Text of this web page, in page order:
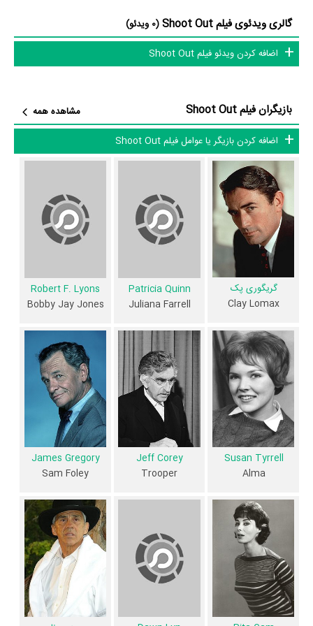
هستند.
داستان فیلم Shoot Out
توسطMarguerite Robertsو
نوشته شده است.
در خلاصه داستانی که یا از سوی تیم رسانه‌ای اثر و یا توسط دیگر رسانه‌ها درباره
داستان Shoot Out منتشر شده است، می‌خوانیم: «Clay Lomax، یک دزد
بانک، پس از 8 سال حبس، از زندان خارج می شود. او به دنبال سام فولی،
مردی است که او را خیانت می کند. دانستن این موضوع، فولی سه مرد را
استخدام می کند تا توجه مراحل Clay را جلب کند. چیزهایی که پیچیده است،
زمانی که لومکس، منتظر دریافت برخی از پول از عاشق سابق خود، می شود
دخترش.»
شباهت دارد. با توجه به شاخص‌های متعدد و گوناگونی می‌توان گفت آثار
مرتبط فیلم Shoot Out عبارت است از: .
فیلم Shoot Out و کارنامه فعالیت کارگردان و بازیگران
از نظر تاریخچه فعالیت کارگردان و بازیگران فیلم Shoot Out نیز آمارها و نکات
جذابی را می‌توان بیان کرد. براساس آمارها فیلم Shoot Out به طور متوسط
فعالیت 8ام بازیگران این اثر است. براساس امتیاز مردم فیلم Shoot Out
3 تن از بازیگران Shoot Out، اولین فعالیت جدی بازیگری خود را در این اثر
تجربه کرده‌اند، در واقع در Shoot Out 3 فیلم اولی بوده‌اند:
Susan Tyrrell،
Dawn Lynوپپه سرنا
همچنینHenry Hathaway
کارگردان Shoot Out اولین همکاری خود با
بازیگرانی چون
Patricia Quinn Rita Gam وJohn
Davis Chandler
را در این اثر تجربه کرده است. در میان بازیگران Shoot
گالری ویدئوی فیلم Shoot Out
(0 ویدئو)
اضافه کردن ویدئو فیلم Shoot Out
بازیگران فیلم Shoot Out
مشاهده همه
اضافه کردن بازیگر یا عوامل فیلم Shoot Out
گریگوری پک
Clay Lomax
Patricia Quinn
Juliana Farrell
Robert F. Lyons
Bobby Jay Jones
Susan Tyrrell
Alma
Jeff Corey
Trooper
James Gregory
Sam Foley